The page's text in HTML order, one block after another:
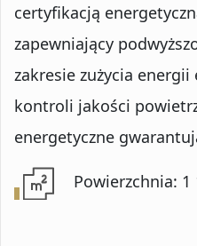
certyfikacją
zapewniający
zakresie zużycia
kontroli jakości
energetyczne
Powierzchnia: 1